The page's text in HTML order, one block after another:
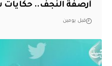
أرصفة النجف..
قبل يومين